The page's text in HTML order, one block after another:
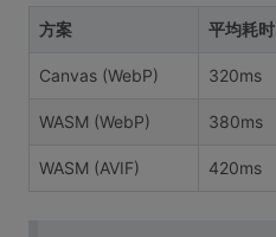
方案 平均耗时
Canvas (WebP) 320ms
WASM (WebP) 380ms
WASM (AVIF) 420ms